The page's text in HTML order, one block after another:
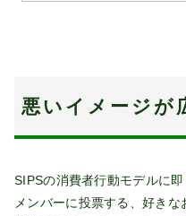
悪いイメージが
SIPSの消費者行動モデルに
メンバーに投票する、好き